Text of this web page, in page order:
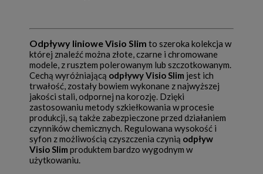
Odpływy liniowe Visio Slim to szeroka kolekcja w
której znaleźć można złote, czarne i chromowane
modele, z rusztem polerowanym lub szczotkowanym.
Cechą wyróżniającą odpływy Visio Slim jest ich
trwałość, zostały bowiem wykonane z najwyższej
jakości stali, odpornej na korozję. Dzięki
zastosowaniu metody szkiełkowania w procesie
produkcji, są także zabezpieczone przed działaniem
czynników chemicznych. Regulowana wysokość i
syfon z możliwością czyszczenia czynią odpływ
Visio Slim produktem bardzo wygodnym w
użytkowaniu.